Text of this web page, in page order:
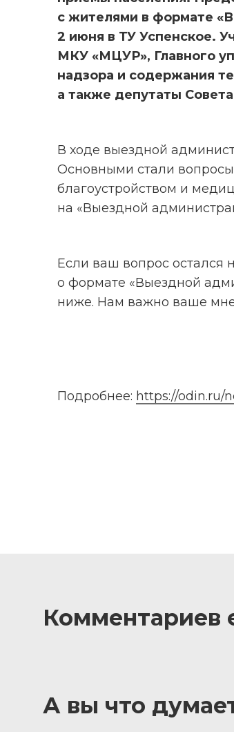
с жителями в формате
2 июня в ТУ Успенское.
МКУ «МЦУР», Главного
надзора и содержания
а также депутаты
В ходе выездной
Основными стали
благоустройством и
на «Выездной
Если ваш вопрос остался
о формате «Выездной
ниже. Нам важно ваше
Подробнее: https://odin.ru/
Комментариев
А вы что